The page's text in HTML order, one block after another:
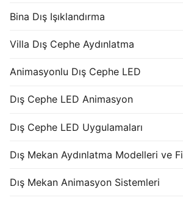
Bina Dış Işıklandırma
Villa Dış Cephe Aydınlatma
Animasyonlu Dış Cephe LED
Dış Cephe LED Animasyon
Dış Cephe LED Uygulamaları
Dış Mekan Aydınlatma Modelleri ve
Dış Mekan Animasyon Sistemleri